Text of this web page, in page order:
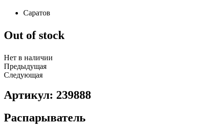
Саратов
Out of stock
Нет в наличии
Предыдущая
Следующая
Артикул: 239888
Распарыватель